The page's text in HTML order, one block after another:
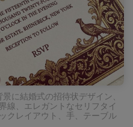
に結婚式の招待状デザイン、
線、エレガントなセリフタイ
クレイアウト、手、テーブル